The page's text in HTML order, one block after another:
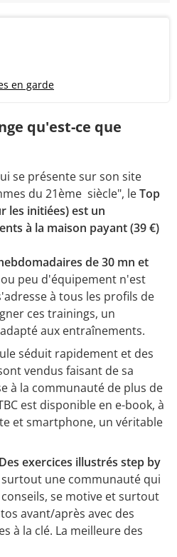
en garde
qu'est-ce que
se présente sur son site
du 21ème siècle", leTop
les initiées) est un
à la maison payant (39 €)
de 30 mn et
ou peu d'équipement n'est
à tous les profils de
ces trainings, un
aux entraînements.
séduit rapidement et des
vendus faisant de sa
à la communauté de plus de
est disponible en e-book, à
et smartphone, un véritable
Des exercices illustrés step by
une communauté qui
se motive et surtout
avant/après avec des
à la clé. La meilleure des